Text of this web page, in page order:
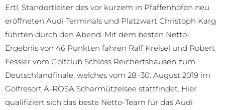
Ertl, Standortleiter des vor kurzem in Pfaffenhofen neu
eröffneten Audi Terminals und Platzwart Christoph Karg
führten durch den Abend. Mit dem besten Netto-
Ergebnis von 46 Punkten fahren Ralf Kreisel und Robert
Fessler vom Golfclub Schloss Reichertshausen zum
Deutschlandfinale, welches vom 28.-30. August 2019 im
Golfresort A-ROSA Scharmützelsee stattfindet. Hier
qualifiziert sich das beste Netto-Team für das Audi